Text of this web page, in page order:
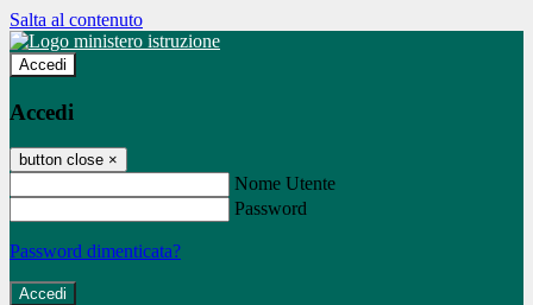
Salta al contenuto
Accedi
Accedi
button close ×
Nome Utente
Password
Password dimenticata?